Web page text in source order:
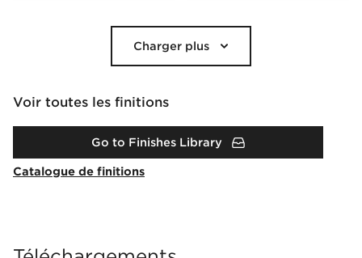
Charger plus
Voir toutes les finitions
Go to Finishes Library
Catalogue de finitions